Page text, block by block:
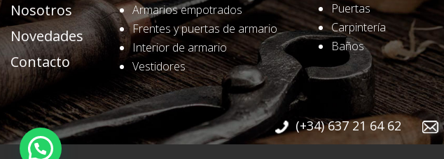
Nosotros
Novedades
Contacto
Armarios empotrados
Frentes y puertas de armario
Interior de armario
Vestidores
Puertas
Carpintería
Baños
(+34) 637 21 64 62